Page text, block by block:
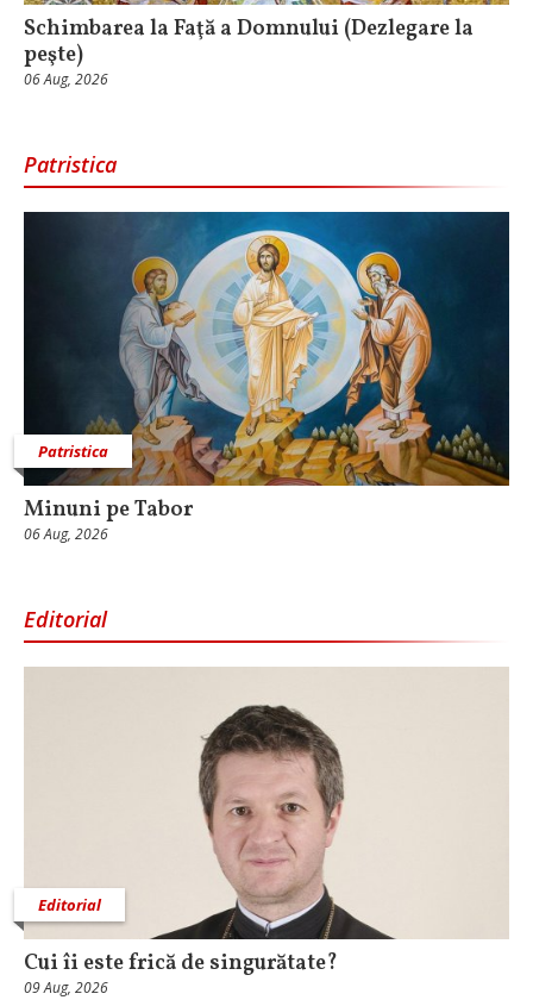
Schimbarea la Faţă a Domnului (Dezlegare la
peşte)
06 Aug, 2026
Patristica
Patristica
Minuni pe Tabor
06 Aug, 2026
Editorial
Editorial
Cui îi este frică de singurătate?
09 Aug, 2026